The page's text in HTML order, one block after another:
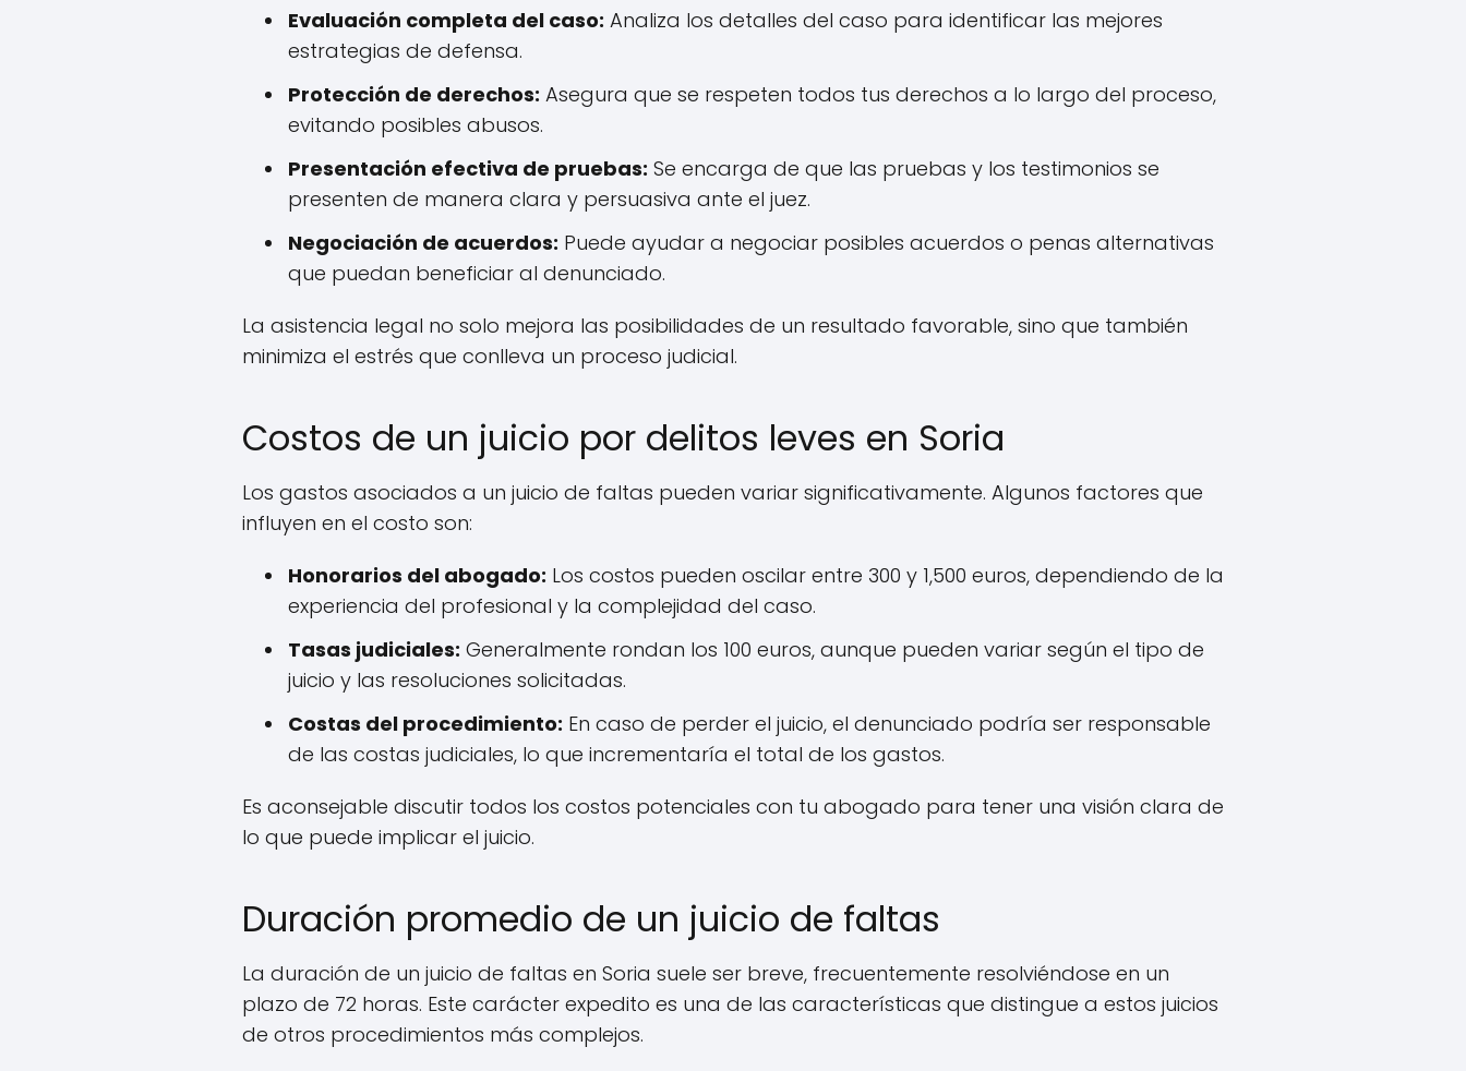
Evaluación completa del caso: Analiza los detalles del caso para identificar las mejores
estrategias de defensa.
Protección de derechos: Asegura que se respeten todos tus derechos a lo largo del proceso,
evitando posibles abusos.
Presentación efectiva de pruebas: Se encarga de que las pruebas y los testimonios se
presenten de manera clara y persuasiva ante el juez.
Negociación de acuerdos: Puede ayudar a negociar posibles acuerdos o penas alternativas
que puedan beneficiar al denunciado.
La asistencia legal no solo mejora las posibilidades de un resultado favorable, sino que también
minimiza el estrés que conlleva un proceso judicial.
Costos de un juicio por delitos leves en Soria
Los gastos asociados a un juicio de faltas pueden variar significativamente. Algunos factores que
influyen en el costo son:
Honorarios del abogado: Los costos pueden oscilar entre 300 y 1,500 euros, dependiendo de la
experiencia del profesional y la complejidad del caso.
Tasas judiciales: Generalmente rondan los 100 euros, aunque pueden variar según el tipo de
juicio y las resoluciones solicitadas.
Costas del procedimiento: En caso de perder el juicio, el denunciado podría ser responsable
de las costas judiciales, lo que incrementaría el total de los gastos.
Es aconsejable discutir todos los costos potenciales con tu abogado para tener una visión clara de
lo que puede implicar el juicio.
Duración promedio de un juicio de faltas
La duración de un juicio de faltas en Soria suele ser breve, frecuentemente resolviéndose en un
plazo de 72 horas. Este carácter expedito es una de las características que distingue a estos juicios
de otros procedimientos más complejos.